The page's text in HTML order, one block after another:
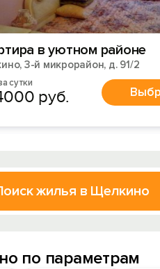
в уютном районе
3-й микрорайон, д. 91/2
сутки
руб.
жилья в Щелкино
по параметрам